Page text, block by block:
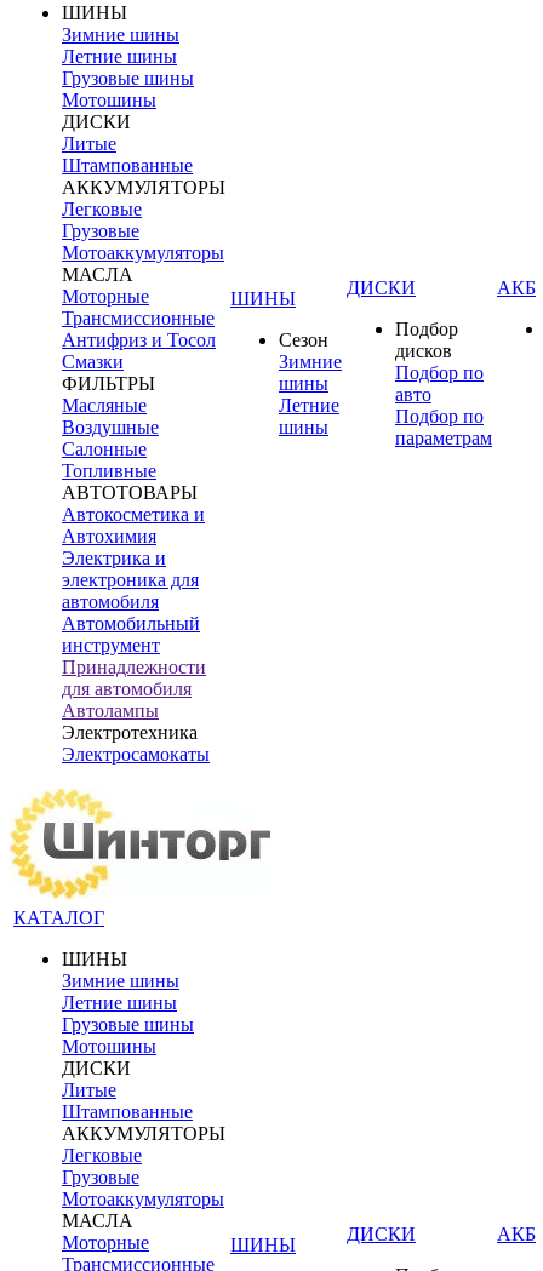
ШИНЫ
Зимние шины
Летние шины
Грузовые шины
Мотошины
ДИСКИ
Литые
Штампованные
АККУМУЛЯТОРЫ
Легковые
Грузовые
Мотоаккумуляторы
МАСЛА
Моторные
Трансмиссионные
Антифриз и Тосол
Смазки
ФИЛЬТРЫ
Масляные
Воздушные
Салонные
Топливные
АВТОТОВАРЫ
Автокосметика и
Автохимия
Электрика и
электроника для
автомобиля
Автомобильный
инструмент
Принадлежности
для автомобиля
Автолампы
Электротехника
Электросамокаты
ШИНЫ
Сезон
Зимние
шины
Летние
шины
ДИСКИ
Подбор
дисков
Подбор по
авто
Подбор по
параметрам
АКБ
КАТАЛОГ
ШИНЫ
Зимние шины
Летние шины
Грузовые шины
Мотошины
ДИСКИ
Литые
Штампованные
АККУМУЛЯТОРЫ
Легковые
Грузовые
Мотоаккумуляторы
МАСЛА
Моторные
Трансмиссионные
ШИНЫ
ДИСКИ
АКБ